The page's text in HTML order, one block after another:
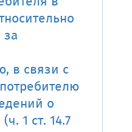
в связи с
о
1 ст. 14.7